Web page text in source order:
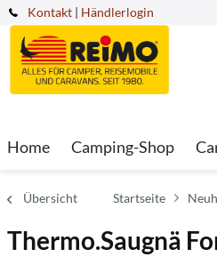
Kontakt | Händlerlogin
Home Camping-Shop
Übersicht Startseite
Thermo.Saugnä